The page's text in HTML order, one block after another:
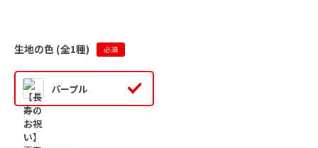
生地の色 (全1種) 必須
パープル